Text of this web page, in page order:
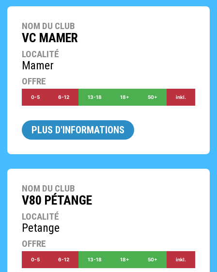
NOM DU CLUB
VC MAMER
LOCALITÉ
Mamer
OFFRE
0-5 6-12 13-18 18+ 50+ inkl.
PLUS D'INFORMATIONS
NOM DU CLUB
V80 PÉTANGE
LOCALITÉ
Petange
OFFRE
0-5 6-12 13-18 18+ 50+ inkl.